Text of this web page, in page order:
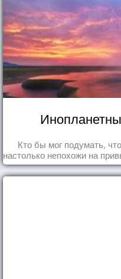
Кто бы мог подумать,
настолько непохожи на
что кажутся и